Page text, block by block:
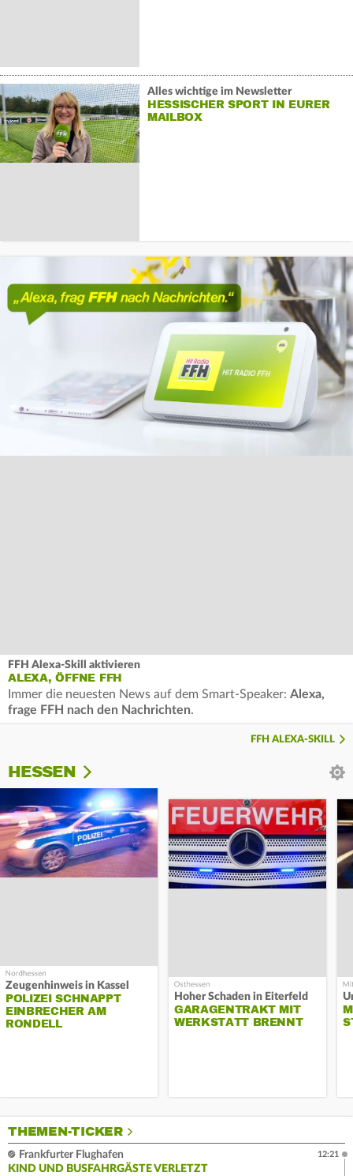
Alles wichtige im Newsletter
HESSISCHER SPORT IN EURER
MAILBOX
FFH Alexa-Skill aktivieren
ALEXA, ÖFFNE FFH
Immer die neuesten News auf dem Smart-Speaker: Alexa,
frage FFH nach den Nachrichten.
FFH ALEXA-SKILL
HESSEN
Zeugenhinweis in Kassel
POLIZEI SCHNAPPT
EINBRECHER AM
RONDELL
Hoher Schaden in Eiterfeld
GARAGENTRAKT MIT
WERKSTATT BRENNT
THEMEN-TICKER
Frankfurter Flughafen
KIND UND BUSFAHRGÄSTE VERLETZT
12:21